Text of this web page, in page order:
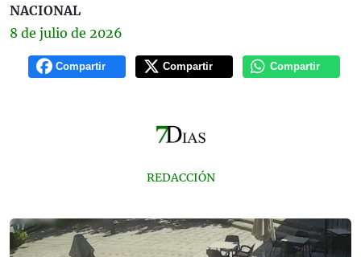
NACIONAL
8 de julio de 2026
Compartir Compartir Compartir
REDACCIÓN